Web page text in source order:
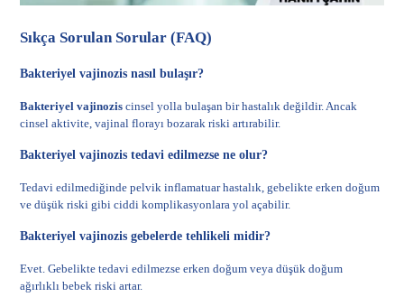
Sıkça Sorulan Sorular (FAQ)
Bakteriyel vajinozis nasıl bulaşır?
Bakteriyel vajinozis cinsel yolla bulaşan bir hastalık değildir. Ancak
cinsel aktivite, vajinal florayı bozarak riski artırabilir.
Bakteriyel vajinozis tedavi edilmezse ne olur?
Tedavi edilmediğinde pelvik inflamatuar hastalık, gebelikte erken doğum
ve düşük riski gibi ciddi komplikasyonlara yol açabilir.
Bakteriyel vajinozis gebelerde tehlikeli midir?
Evet. Gebelikte tedavi edilmezse erken doğum veya düşük doğum
ağırlıklı bebek riski artar.